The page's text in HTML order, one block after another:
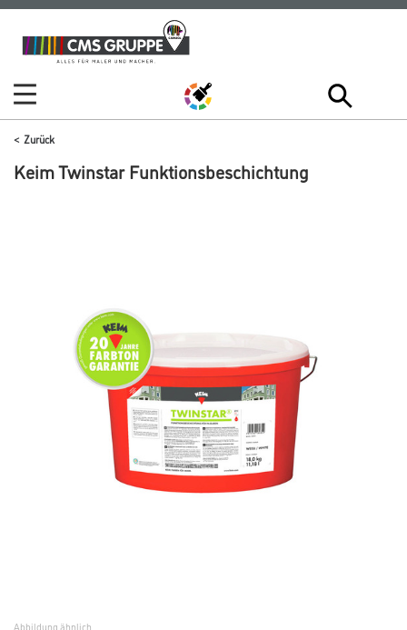
Zum
Inhalt
Zum
Navigationsmenü
Zurück
Keim Twinstar Funktionsbeschichtung
Abbildung ähnlich